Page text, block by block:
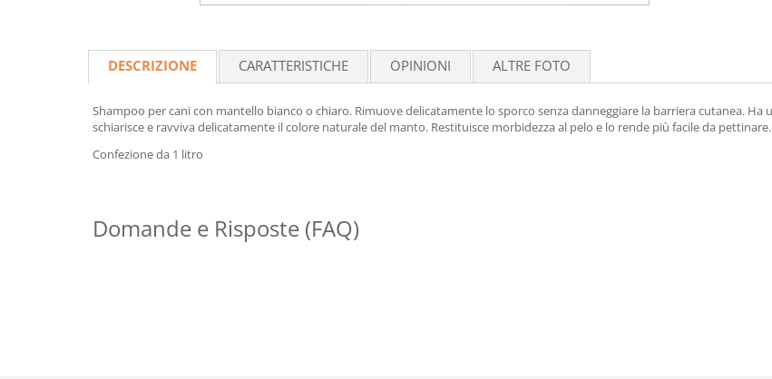
DESCRIZIONE CARATTERISTICHE OPINIONI ALTRE FOTO
Shampoo per cani con mantello bianco o chiaro. Rimuove delicatamente lo sporco senza danneggiare la barriera cutanea.
schiarisce e ravviva delicatamente il colore naturale del manto. Restituisce morbidezza al pelo e lo rende più facile da
Confezione da 1 litro
Domande e Risposte (FAQ)